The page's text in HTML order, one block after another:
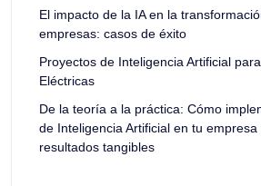
El impacto de la IA en la
empresas: casos de éxito
Proyectos de Inteligencia Artificial
Eléctricas
De la teoría a la práctica: Cómo
de Inteligencia Artificial en tu
resultados tangibles